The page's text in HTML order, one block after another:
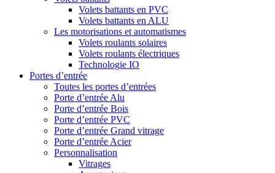
Volets battants en PVC
Volets battants en ALU
Les motorisations et automatismes
Volets roulants solaires
Volets roulants électriques
Technologie IO
Portes d’entrée
Toutes les portes d’entrées
Porte d’entrée Alu
Porte d’entrée Bois
Porte d’entrée PVC
Porte d’entrée Grand vitrage
Porte d’entrée Acier
Personnalisation
Vitrages